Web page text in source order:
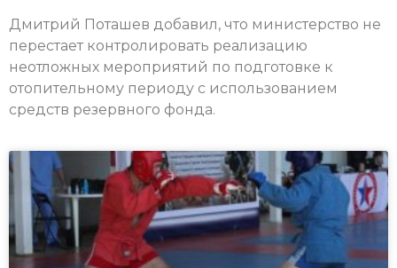
Дмитрий Поташев добавил, что министерство не
перестает контролировать реализацию
неотложных мероприятий по подготовке к
отопительному периоду с использованием
средств резервного фонда.